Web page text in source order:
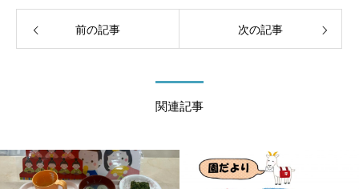
前の記事 次の記事
関連記事